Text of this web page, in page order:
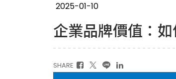
2025-01-10
企業品牌價值：
SHARE